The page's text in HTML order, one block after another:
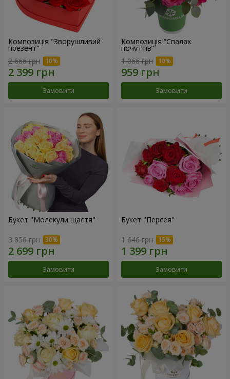
Композиція "Зворушливий
презент"
2 666 грн
Замовити
Композиція “Спалах
почуттів”
1 066 грн
Замовити
Букет "Молекули щастя"
3 856 грн
Замовити
Букет "Персея"
1 646 грн
Замовити